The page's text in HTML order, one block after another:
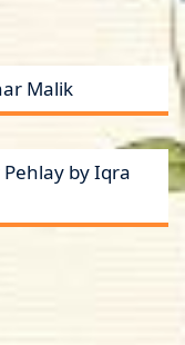
Malik
by Iqra